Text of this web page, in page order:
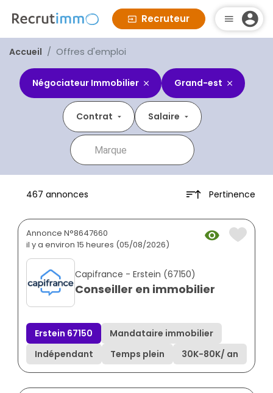
Recruteur
Accueil Offres d'emploi
Négociateur Immobilier Grand-est
Contrat Salaire
467 annonces Pertinence
Annonce N°8647660
il y a environ 15 heures (05/08/2026)
Capifrance - Erstein (67150)
Conseiller en immobilier
Erstein 67150
Mandataire immobilier
Indépendant
Temps plein 30K-80K/ an